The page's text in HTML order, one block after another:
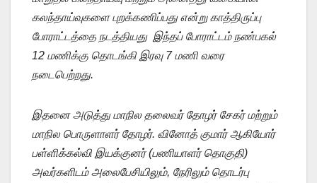
கலந்தாய்வுகளை புறக்கணிப்பது என்று காத்திருப்பு
போராட்டத்தை நடத்தியது ‌ இந்தப் போராட்டம் நண்பகல்
12 மணிக்கு தொடங்கி இரவு 7 மணி வரை
நடைபெற்றது.
இதனை அடுத்து மாநில தலைவர் தோழர் சேகர் மற்றும்
மாநில பொருளாளர் தோழர். வினோத் குமார் ஆகியோர்
பள்ளிக்கல்வி இயக்குனர் (பணியாளர் தொகுதி)
அவர்களிடம் அலைபேசியிலும், நேரிலும் தொடர்பு